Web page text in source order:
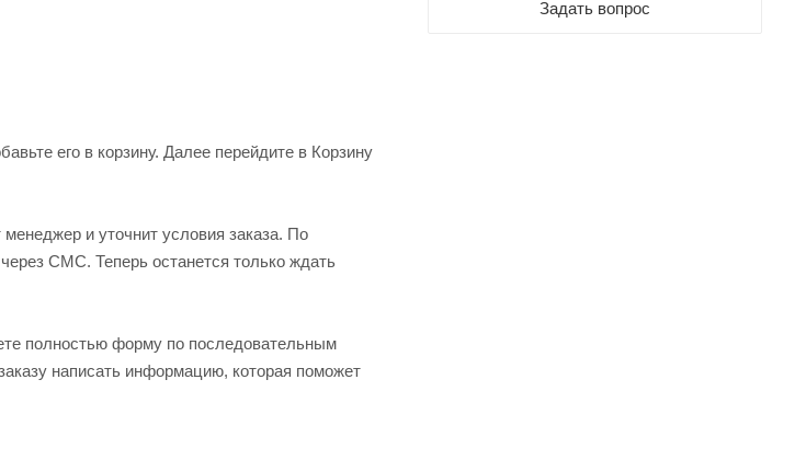
его в корзину. Далее перейдите в Корзину
и уточнит условия заказа. По
СМС. Теперь останется только ждать
полностью форму по последовательным
написать информацию, которая поможет
Задать вопрос